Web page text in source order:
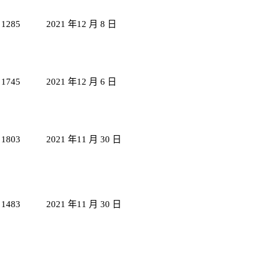
1285 2021 年12 月 8 日
1745 2021 年12 月 6 日
1803 2021 年11 月 30 日
1483 2021 年11 月 30 日